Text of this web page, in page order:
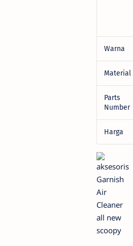
Warna
Material
Parts
Number
Harga